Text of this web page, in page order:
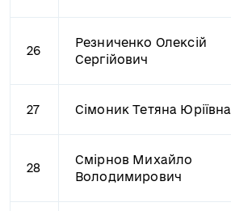
26
Резниченко Олексій
Сергійович
27 Сімоник Тетяна Юріївна
28
Смірнов Михайло
Володимирович